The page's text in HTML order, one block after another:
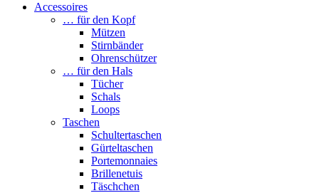
Accessoires
… für den Kopf
Mützen
Stirnbänder
Ohrenschützer
… für den Hals
Tücher
Schals
Loops
Taschen
Schultertaschen
Gürteltaschen
Portemonnaies
Brillenetuis
Täschchen